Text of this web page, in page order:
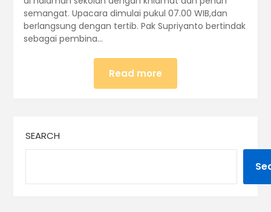
semangat. Upacara dimulai pukul 07.00 WIB,dan
berlangsung dengan tertib. Pak Supriyanto bertindak
sebagai pembina…
Read more
SEARCH